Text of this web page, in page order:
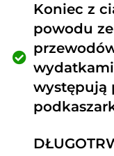
Koniec z
powodu
występują